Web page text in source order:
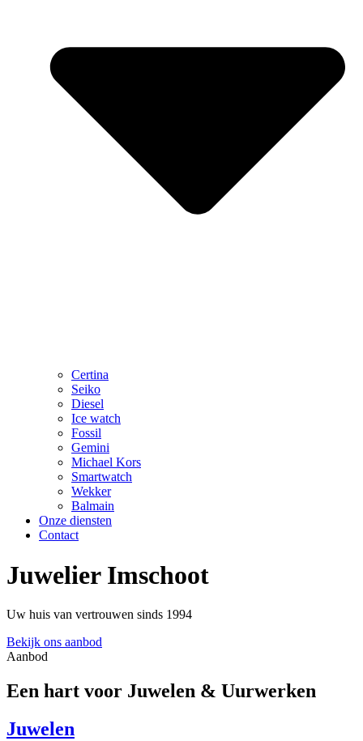
Certina
Seiko
Diesel
Ice watch
Fossil
Gemini
Michael Kors
Smartwatch
Wekker
Balmain
Onze diensten
Contact
Juwelier Imschoot
Uw huis van vertrouwen sinds 1994
Bekijk ons aanbod
Aanbod
Een hart voor Juwelen & Uurwerken
Juwelen